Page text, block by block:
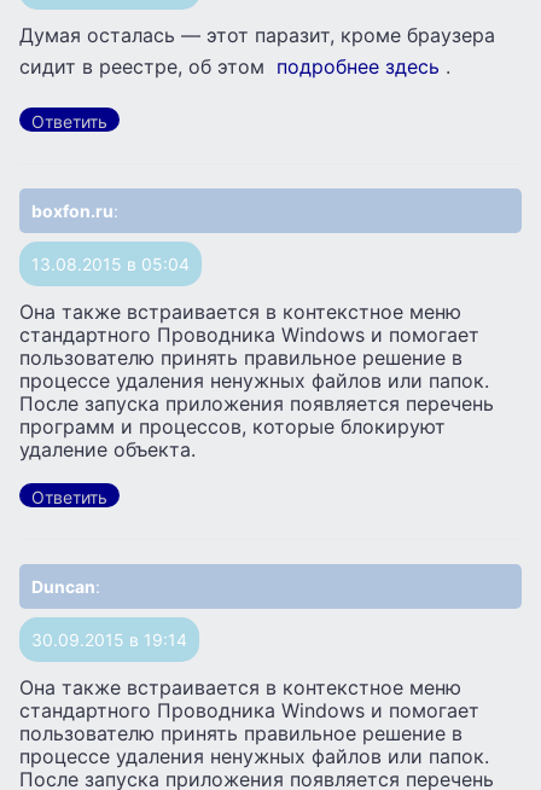
Думая осталась — этот паразит, кроме браузера
сидит в реестре, об этом подробнее здесь .
Ответить
boxfon.ru:
13.08.2015 в 05:04
Она также встраивается в контекстное меню
стандартного Проводника Windows и помогает
пользователю принять правильное решение в
процессе удаления ненужных файлов или папок.
После запуска приложения появляется перечень
программ и процессов, которые блокируют
удаление объекта.
Ответить
Duncan:
30.09.2015 в 19:14
Она также встраивается в контекстное меню
стандартного Проводника Windows и помогает
пользователю принять правильное решение в
процессе удаления ненужных файлов или папок.
После запуска приложения появляется перечень